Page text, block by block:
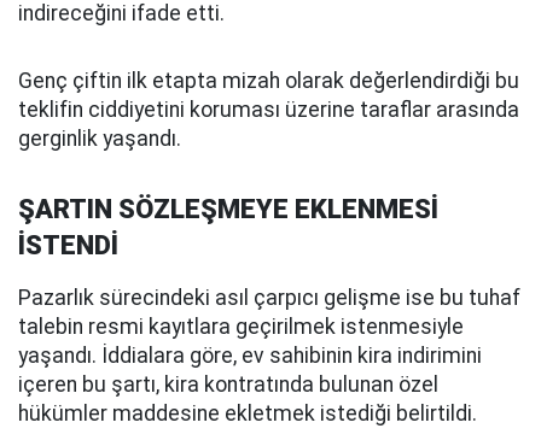
indireceğini ifade etti.
Genç çiftin ilk etapta mizah olarak değerlendirdiği bu
teklifin ciddiyetini koruması üzerine taraflar arasında
gerginlik yaşandı.
ŞARTIN SÖZLEŞMEYE EKLENMESİ
İSTENDİ
Pazarlık sürecindeki asıl çarpıcı gelişme ise bu tuhaf
talebin resmi kayıtlara geçirilmek istenmesiyle
yaşandı. İddialara göre, ev sahibinin kira indirimini
içeren bu şartı, kira kontratında bulunan özel
hükümler maddesine ekletmek istediği belirtildi.